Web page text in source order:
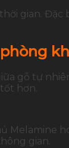
gian.
gỗ tự
hơn.
gian.